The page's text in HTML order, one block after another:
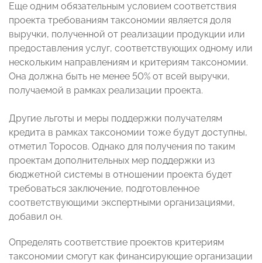
Еще одним обязательным условием соответствия
проекта требованиям таксономии является доля
выручки, полученной от реализации продукции или
предоставления услуг, соответствующих одному или
нескольким направлениям и критериям таксономии.
Она должна быть не менее 50% от всей выручки,
получаемой в рамках реализации проекта.
Другие льготы и меры поддержки получателям
кредита в рамках таксономии тоже будут доступны,
отметил Торосов. Однако для получения по таким
проектам дополнительных мер поддержки из
бюджетной системы в отношении проекта будет
требоваться заключение, подготовленное
соответствующими экспертными организациями,
добавил он.
Определять соответствие проектов критериям
таксономии смогут как финансирующие организации